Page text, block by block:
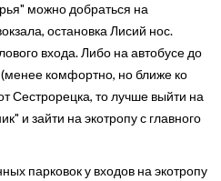
можно добраться на
остановка Лисий нос.
входа. Либо на автобусе до
комфортно, но ближе ко
Сестрорецка, то лучше выйти на
и зайти на экотропу с главного
парковок у входов на экотропу